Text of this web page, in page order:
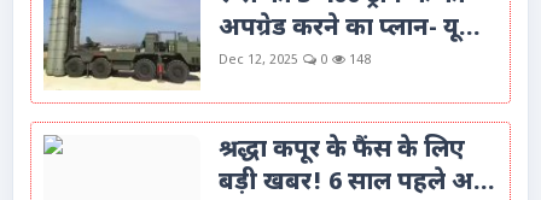
अपग्रेड करने का प्लान- यू...
Dec 12, 2025 0 148
श्रद्धा कपूर के फैंस के लिए
बड़ी खबर! 6 साल पहले अ...